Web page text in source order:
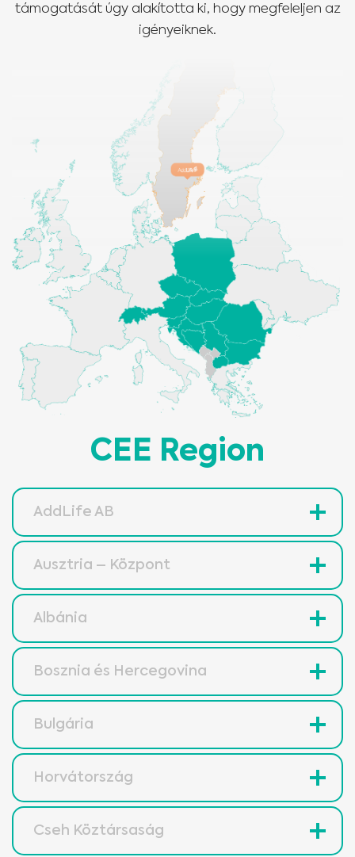
Medical Advice Disclaimer
FELELŐSSÉG-KIZÁRÁS EZ A WEBHELY NEM NYÚJT ORVOSI
TANÁCSOKAT
Az itt szereplő információk, többek között a szöveg, grafika, képek és egyéb
tartalmak csak tájékoztató célt szolgálnak, és egyes esetekben csak
egészségügyi szakembereknek szólnak. A webhely tulajdonosa nem felelős
a webhelyen vagy a hivatkozott webhelyeken esetleg szereplő hibákért,
pontatlanságokért vagy rendellenességekért.
A webhelyen szereplő tartalom célja soha nem az orvosi tanácsadás,
diagnózis vagy kezelés. Ha az egészségügyi állapotával vagy kezelésével
kapcsolatban kérdései vannak, mindig orvosnak vagy más szakképzett
egészségügyi dolgozónak tegye fel őket, és az ilyen szakértő véleményt ne
hagyja figyelmen kívül vagy ne késlekedjen feltenni a kérdéseit olyan
tartalom miatt, amelyet ezen a webhelyen olvasott.
Egészségügyi szakember vagyok
Válassza ki saját piacát :
támogatását úgy alakította ki, hogy megfeleljen az
igényeiknek.
CEE Region
AddLife AB
Ausztria – Központ
Albánia
Bosznia és Hercegovina
Bulgária
Horvátország
Cseh Köztársaság